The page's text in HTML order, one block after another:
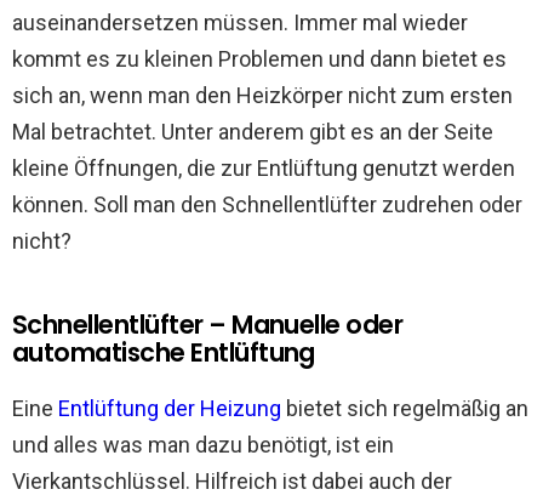
auseinandersetzen müssen. Immer mal wieder
kommt es zu kleinen Problemen und dann bietet es
sich an, wenn man den Heizkörper nicht zum ersten
Mal betrachtet. Unter anderem gibt es an der Seite
kleine Öffnungen, die zur Entlüftung genutzt werden
können. Soll man den Schnellentlüfter zudrehen oder
nicht?
Schnellentlüfter – Manuelle oder
automatische Entlüftung
Eine Entlüftung der Heizung bietet sich regelmäßig an
und alles was man dazu benötigt, ist ein
Vierkantschlüssel. Hilfreich ist dabei auch der